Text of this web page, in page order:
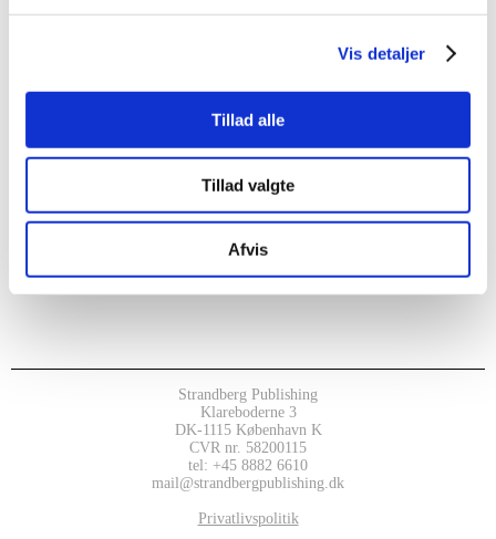
Vis detaljer
Tillad alle
Tillad valgte
Afvis
Strandberg Publishing
Klareboderne 3
DK-1115 København K
CVR nr. 58200115
tel: +45 8882 6610
mail@strandbergpublishing.dk
Privatlivspolitik